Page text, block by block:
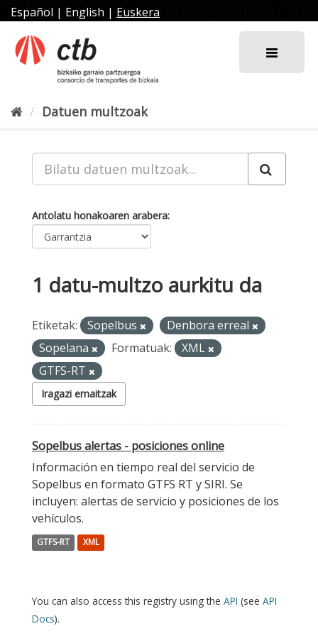
Joan
edukira
Español | English | Euskera
Datuen multzoak
Antolatu honakoaren arabera
1 datu-multzo aurkitu da
Etiketak: Sopelbus
Denbora erreal
Sopelana
Formatuak:
XML
GTFS-RT
Iragazi emaitzak
Sopelbus alertas - posiciones online
Información en tiempo real del servicio de
Sopelbus en formato GTFS RT y SIRI. Se
incluyen: alertas de servicio y posiciones de los
vehículos.
GTFS-RT XML
You can also access this registry using the API (see API
Docs).